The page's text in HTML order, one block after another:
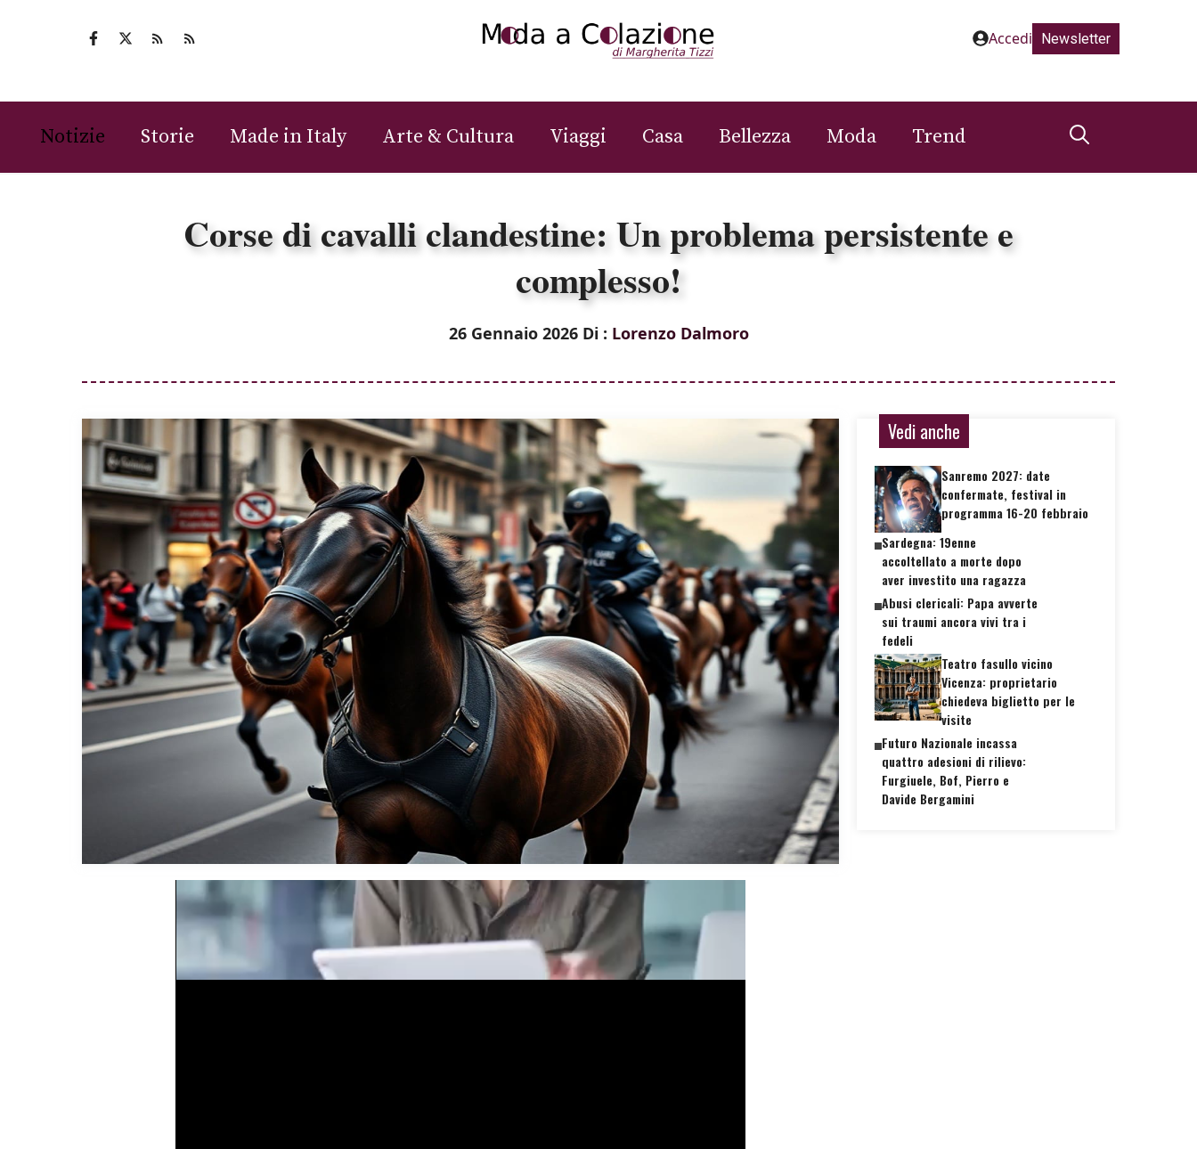
Accedi Newsletter
Notizie Storie Made in Italy Arte & Cultura Viaggi Casa Bellezza Moda Trend
Corse di cavalli clandestine: Un problema persistente e
complesso!
26 Gennaio 2026 Di : Lorenzo Dalmoro
Vedi anche
Sanremo 2027: date
confermate, festival in
programma 16-20 febbraio
Sardegna: 19enne
accoltellato a morte dopo
aver investito una ragazza
Abusi clericali: Papa avverte
sui traumi ancora vivi tra i
fedeli
Teatro fasullo vicino
Vicenza: proprietario
chiedeva biglietto per le
visite
Futuro Nazionale incassa
quattro adesioni di rilievo:
Furgiuele, Bof, Pierro e
Davide Bergamini